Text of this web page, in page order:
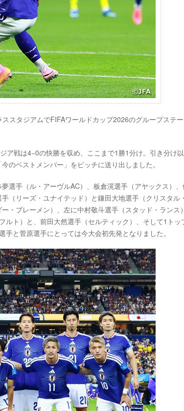
スタジアムでFIFAワールドカップ2026のグループステ
ア戦は4−0の快勝を収め、ここまで1勝1分け。引き分け
のベストメンバー」をピッチに送り出しました。
選手（ル・アーヴルAC）、板倉滉選手（アヤックス）
（リーズ・ユナイテッド）と鎌田大地選手（クリスタル
・ブレーメン）、左に中村敬斗選手（スタッド・ランス
ト）と、前田大然選手（セルティック）、そして1トッ
と菅原選手にとっては今大会初先発となりました。